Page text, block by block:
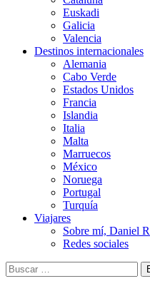
Euskadi
Galicia
Valencia
Destinos internacionales
Alemania
Cabo Verde
Estados Unidos
Francia
Islandia
Italia
Malta
Marruecos
México
Noruega
Portugal
Turquía
Viajares
Sobre mí, Daniel
Redes sociales
Buscar: